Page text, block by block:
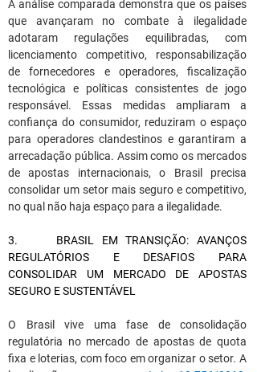
A análise comparada demonstra que os países
que avançaram no combate à ilegalidade
adotaram regulações equilibradas, com
licenciamento competitivo, responsabilização
de fornecedores e operadores, fiscalização
tecnológica e políticas consistentes de jogo
responsável. Essas medidas ampliaram a
confiança do consumidor, reduziram o espaço
para operadores clandestinos e garantiram a
arrecadação pública. Assim como os mercados
de apostas internacionais, o Brasil precisa
consolidar um setor mais seguro e competitivo,
no qual não haja espaço para a ilegalidade.
3.     BRASIL EM TRANSIÇÃO: AVANÇOS
REGULATÓRIOS E DESAFIOS PARA
CONSOLIDAR UM MERCADO DE APOSTAS
SEGURO E SUSTENTÁVEL
O Brasil vive uma fase de consolidação
regulatória no mercado de apostas de quota
fixa e loterias, com foco em organizar o setor. A